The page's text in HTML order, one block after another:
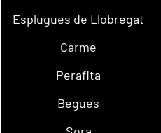
Esplugues de Llobregat
Carme
Perafita
Begues